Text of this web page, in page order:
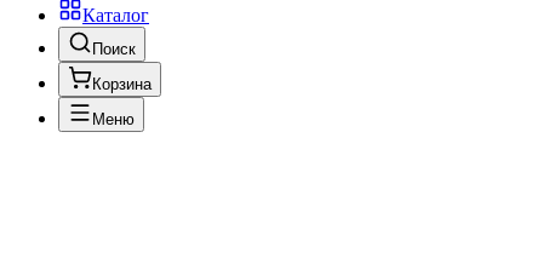
Каталог
Поиск
Корзина
Меню